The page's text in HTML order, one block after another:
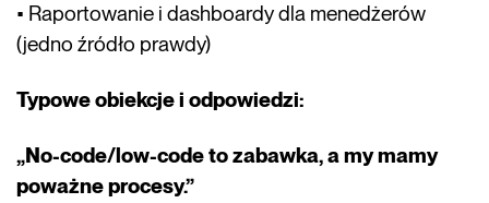
• Raportowanie i dashboardy dla menedżerów
(jedno źródło prawdy)
Typowe obiekcje i odpowiedzi:
„No-code/low-code to zabawka, a my mamy
poważne procesy.”